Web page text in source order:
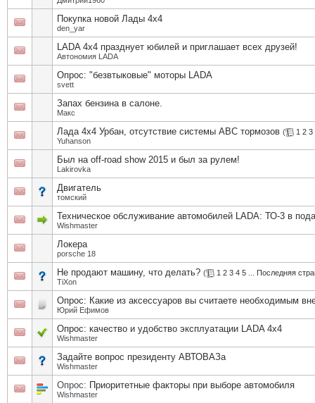
Покупка новой Лады 4х4
den_yar
LADA 4x4 празднует юбилей и приглашает всех друзей!
Автономия LADA
Опрос: "безвтыковые" моторы LADA
svett
Запах бензина в салоне.
Макс
Лада 4х4 Урбан, отсутствие системы АВС тормозов ( 1 2 3
Yuhanson
Был на off-road show 2015 и был за рулем!
Lakirovka
Двигатель
томский
Техническое обслуживание автомобилей LADA: ТО-3 в
Wishmaster
Локера
porsche 18
Не продают машину, что делать? ( 1 2 3 4 5
Последняя
TiXon
Опрос: Какие из аксессуаров вы считаете необходимым
Юрий Ефимов
Опрос: качество и удобство эксплуатации LADA 4x4
Wishmaster
Задайте вопрос президенту АВТОВАЗа
Wishmaster
Опрос: Приоритетные факторы при выборе автомобиля
Wishmaster